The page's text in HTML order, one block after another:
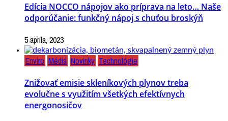
Edícia NOCCO nápojov ako príprava na leto… Naše
odporúčanie: funkčný nápoj s chuťou broskýň
5 apríla, 2023
Enviro Médiá Novinky Technológie
Znižovať emisie skleníkových plynov treba
evolučne s využitím všetkých efektívnych
energonosičov